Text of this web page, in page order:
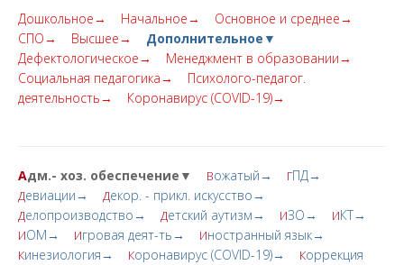
Дошкольное→ Начальное→
Основное и среднее→
СПО→
Высшее→
Дополнительное▼
Дефектологическое→
Менеджмент в образовании→
Социальная педагогика→
Психолого-педагог.
деятельность→
Коронавирус (COVID-19)→
Адм.- хоз. обеспечение▼ Вожатый→ ГПД→
Девиации→ Декор. - прикл. искусство→
Делопроизводство→ Детский аутизм→ ИЗО→ ИКТ→
ИОМ→ Игровая деят-ть→ Иностранный язык→
Кинезиология→ Коронавирус (COVID-19)→ Коррекция